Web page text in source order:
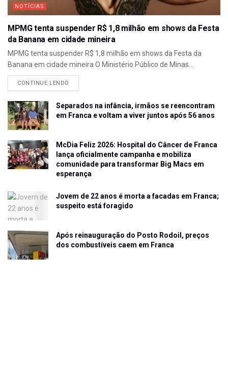
NOTÍCIAS
MPMG tenta suspender R$ 1,8 milhão em shows da Festa
da Banana em cidade mineira
MPMG tenta suspender R$ 1,8 milhão em shows da Festa da
Banana em cidade mineira O Ministério Público de Minas...
CONTINUE LENDO
Separados na infância, irmãos se reencontram
em Franca e voltam a viver juntos após 56 anos
McDia Feliz 2026: Hospital do Câncer de Franca
lança oficialmente campanha e mobiliza
comunidade para transformar Big Macs em
esperança
Jovem de 22 anos é morta a facadas em Franca;
suspeito está foragido
Após reinauguração do Posto Rodoil, preços
dos combustíveis caem em Franca